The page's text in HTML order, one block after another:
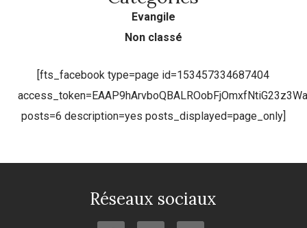
Evangile
Non classé
[fts_facebook type=page id=153457334687404
posts=6 description=yes posts_displayed=page_only]
Réseaux sociaux